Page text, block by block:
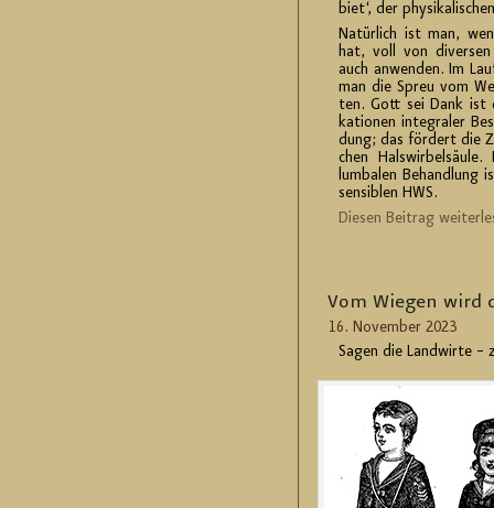
biet‘, der
Na­tür­lich ist man,
hat, voll von di­ver­sen
auch an­wen­den. Im
man die Spreu vom
ten. Gott sei Dank ist
ka­tio­nen in­te­gra­ler
dung; das för­dert die
chen Hals­wir­bel­säu­le.
lum­ba­len Be­hand­lung
sen­si­blen HWS.
Die­sen Bei­trag
Vom Wie­gen wird
16. No­vem­ber 2023
Sagen die Land­wir­te –